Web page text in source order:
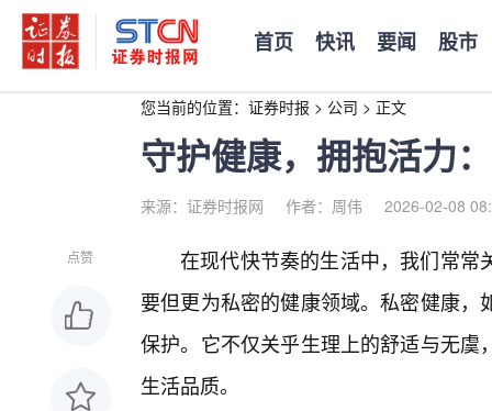
首页 快讯 要闻 股市
您当前的位置： 证券时报 > 公司 > 正文
守护健康，拥抱活力
来源：证券时报网 作者：周伟 2026-02-08
点赞
在现代快节奏的生活中，我们常常
要但更为私密的健康领域。私密健康
保护。它不仅关乎生理上的舒适与无
生活品质。